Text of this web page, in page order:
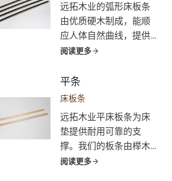
境。我们的定制板条非
常适合家庭、酒店等场
所，可根据您的需求量
身定制。
远拓木业的弧形床板条
由优质硬木制成，能顺
应人体自然曲线，提供
无与伦比的人体工学支
压力，促进脊柱矫正，
改善血液循环，确保舒
可定制床板条是家居、
酒店、医疗保健和特殊
床垫支撑的理想选择，
可确保耐用性和持久舒
阅读更多
平条
床板条
远拓木业平床板条为床
垫提供耐用可靠的支
撑。我们的板条由榉木
和桦木等优质硬木制
阅读更多